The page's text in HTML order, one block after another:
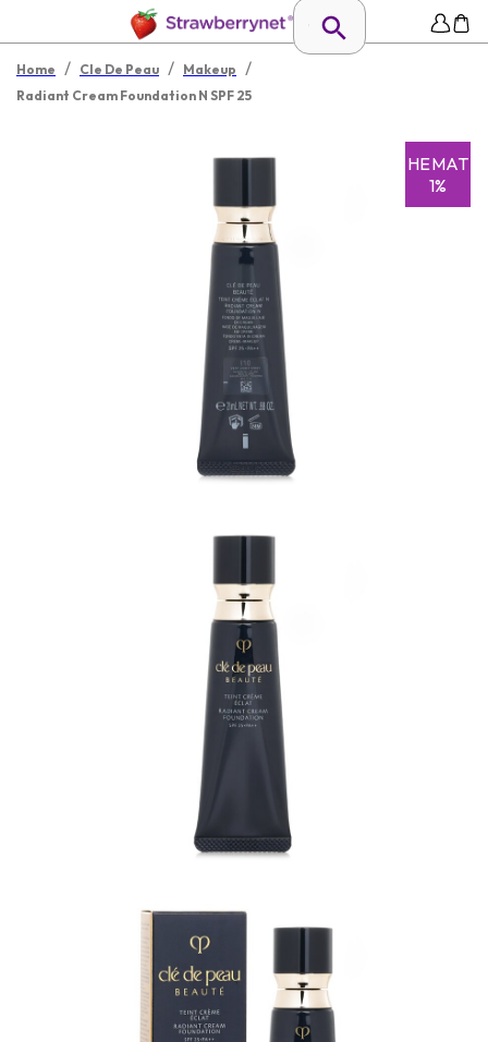
Home / Cle De Peau / Makeup /
Radiant Cream Foundation N SPF 25
HEMAT
1%